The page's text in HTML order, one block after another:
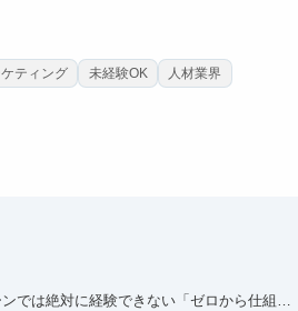
ティング 未経験OK
人材業界
では絶対に経験できない「ゼロから仕組み